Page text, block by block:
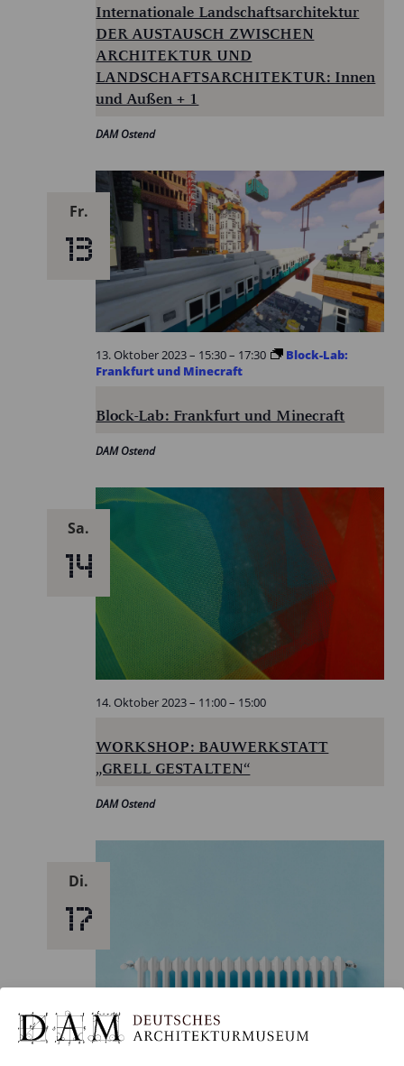
Internationale Landschaftsarchitektur
DER AUSTAUSCH ZWISCHEN
ARCHITEKTUR UND
LANDSCHAFTSARCHITEKTUR: Innen
und Außen + 1
DAM Ostend
Fr.
13
Block-Lab: Frankfurt und Minecraft
13. Oktober 2023 – 15:30– 17:30
Block-Lab:
Frankfurt und Minecraft
DAM Ostend
Sa.
14
WORKSHOP: BAUWERKSTATT
„GRELL GESTALTEN“
14. Oktober 2023 – 11:00– 15:00
DAM Ostend
Di.
17
17. Oktober 2023 – 19:00–21:00